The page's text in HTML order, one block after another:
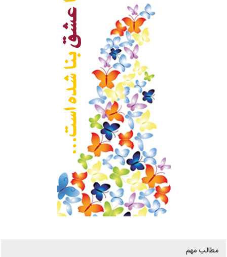
مطالب مهم